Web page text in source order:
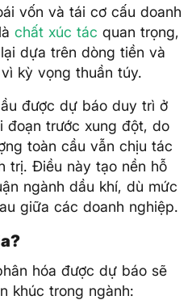
vốn và tái cơ cấu doanh
chất xúc tác quan trọng,
dựa trên dòng tiền và
kỳ vọng thuần túy.
được dự báo duy trì ở
đoạn trước xung đột, do
toàn cầu vẫn chịu tác
trị. Điều này tạo nền hỗ
ngành dầu khí, dù mức
giữa các doanh nghiệp.
hóa được dự báo sẽ
khúc trong ngành: